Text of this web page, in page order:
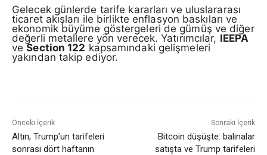
Gelecek günlerde tarife kararları ve uluslararası
ticaret akışları ile birlikte enflasyon baskıları ve
ekonomik büyüme göstergeleri de gümüş ve diğer
değerli metallere yön verecek. Yatırımcılar, IEEPA
veSection 122 kapsamındaki gelişmeleri
yakından takip ediyor.
Önceki İçerik
Altın, Trump’un tarifeleri
sonrası dört haftanın
Sonraki İçerik
Bitcoin düşüşte: balinalar
satışta ve Trump tarifeleri